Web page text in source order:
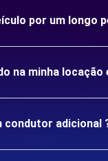
por um longo
na minha locação
condutor adicional